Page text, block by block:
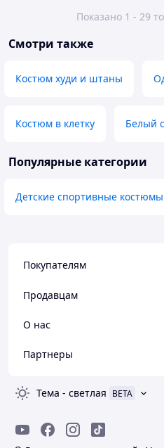
Показано 1 - 29
Смотри также
Костюм худи и штаны
Костюм в клетку Белый
Популярные категории
Детские спортивные костюмы
Покупателям
Продавцам
О нас
Партнеры
Тема - светлая BETA